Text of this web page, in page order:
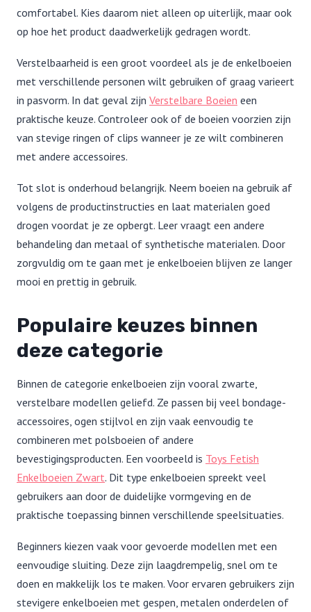
comfortabel. Kies daarom niet alleen op uiterlijk, maar ook
op hoe het product daadwerkelijk gedragen wordt.
Verstelbaarheid is een groot voordeel als je de enkelboeien
met verschillende personen wilt gebruiken of graag varieert
in pasvorm. In dat geval zijn Verstelbare Boeien een
praktische keuze. Controleer ook of de boeien voorzien zijn
van stevige ringen of clips wanneer je ze wilt combineren
met andere accessoires.
Tot slot is onderhoud belangrijk. Neem boeien na gebruik af
volgens de productinstructies en laat materialen goed
drogen voordat je ze opbergt. Leer vraagt een andere
behandeling dan metaal of synthetische materialen. Door
zorgvuldig om te gaan met je enkelboeien blijven ze langer
mooi en prettig in gebruik.
Populaire keuzes binnen
deze categorie
Binnen de categorie enkelboeien zijn vooral zwarte,
verstelbare modellen geliefd. Ze passen bij veel bondage-
accessoires, ogen stijlvol en zijn vaak eenvoudig te
combineren met polsboeien of andere
bevestigingsproducten. Een voorbeeld is Toys Fetish
Enkelboeien Zwart. Dit type enkelboeien spreekt veel
gebruikers aan door de duidelijke vormgeving en de
praktische toepassing binnen verschillende speelsituaties.
Beginners kiezen vaak voor gevoerde modellen met een
eenvoudige sluiting. Deze zijn laagdrempelig, snel om te
doen en makkelijk los te maken. Voor ervaren gebruikers zijn
stevigere enkelboeien met gespen, metalen onderdelen of